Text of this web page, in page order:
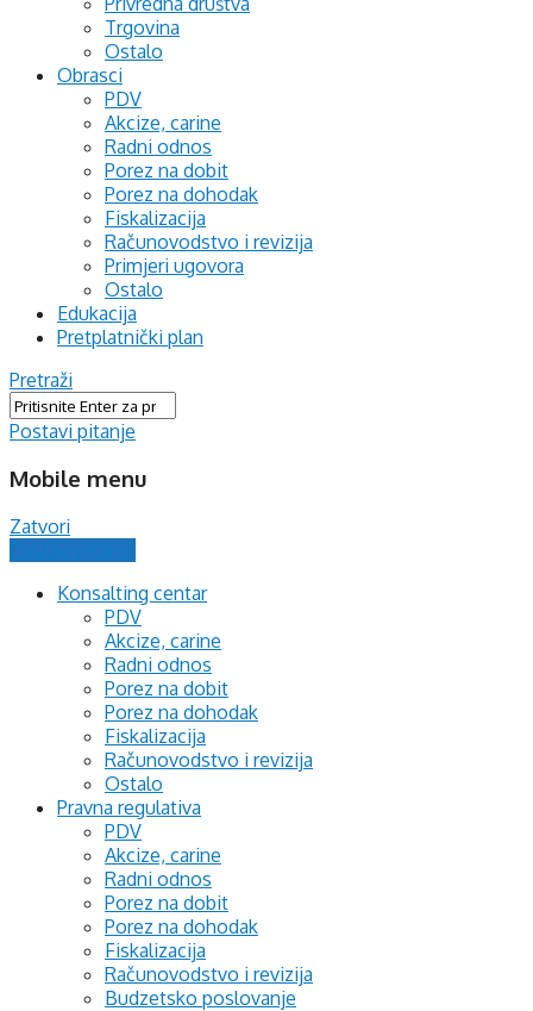
Trgovina
Ostalo
Obrasci
PDV
Akcize, carine
Radni odnos
Porez na dobit
Porez na dohodak
Fiskalizacija
Računovodstvo i revizija
Primjeri ugovora
Ostalo
Edukacija
Pretplatnički plan
Pretraži
Postavi pitanje
Mobile menu
Zatvori
Konsalting centar
PDV
Akcize, carine
Radni odnos
Porez na dobit
Porez na dohodak
Fiskalizacija
Računovodstvo i revizija
Ostalo
Pravna regulativa
PDV
Akcize, carine
Radni odnos
Porez na dobit
Porez na dohodak
Fiskalizacija
Računovodstvo i revizija
Budzetsko poslovanje